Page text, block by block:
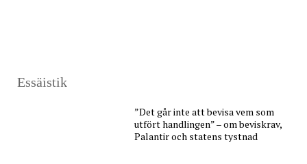
Essäistik
”Det går inte att bevisa vem som
utfört handlingen” – om beviskrav,
Palantir och statens tystnad